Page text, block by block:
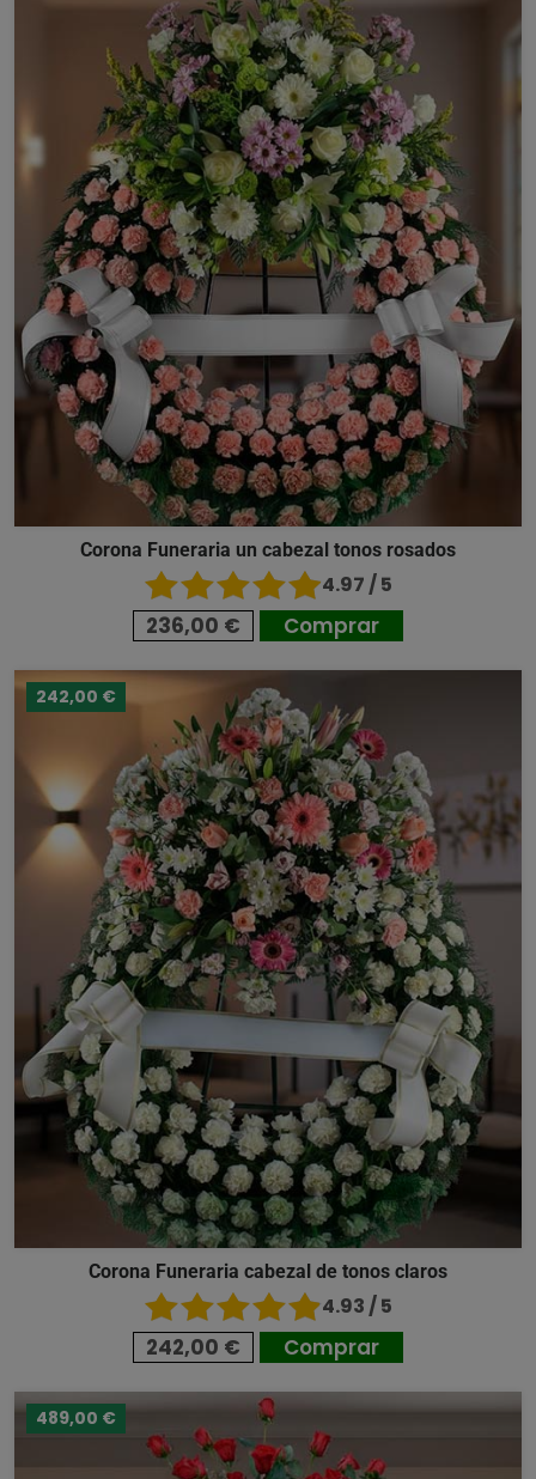
Corona Funeraria un cabezal tonos rosados
4.97 / 5
236,00 € Comprar
242,00 €
Corona Funeraria cabezal de tonos claros
4.93 / 5
242,00 € Comprar
489,00 €